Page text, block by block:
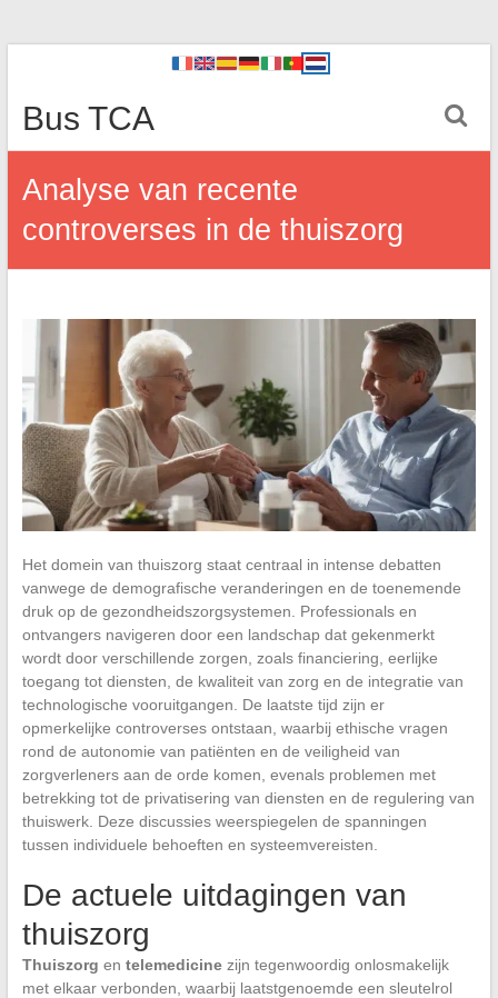
Bus TCA
Analyse van recente
controverses in de thuiszorg
Het domein van thuiszorg staat centraal in intense debatten
vanwege de demografische veranderingen en de toenemende
druk op de gezondheidszorgsystemen. Professionals en
ontvangers navigeren door een landschap dat gekenmerkt
wordt door verschillende zorgen, zoals financiering, eerlijke
toegang tot diensten, de kwaliteit van zorg en de integratie van
technologische vooruitgangen. De laatste tijd zijn er
opmerkelijke controverses ontstaan, waarbij ethische vragen
rond de autonomie van patiënten en de veiligheid van
zorgverleners aan de orde komen, evenals problemen met
betrekking tot de privatisering van diensten en de regulering van
thuiswerk. Deze discussies weerspiegelen de spanningen
tussen individuele behoeften en systeemvereisten.
De actuele uitdagingen van
thuiszorg
Thuiszorg en telemedicinezijn tegenwoordig onlosmakelijk
met elkaar verbonden, waarbij laatstgenoemde een sleutelrol